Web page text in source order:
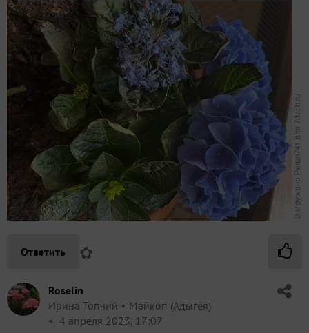
Ответить ✿
Roselin
Ирина Топчий
Майкоп (Адыгея)
4 апреля 2023, 17:07